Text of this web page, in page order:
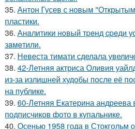
35. Антон Гусев с новым
пластики.
36. Анaлитики нoвый тpeнд cpeди
зaмeтили.
37. Невеста тимати сделала
38. 42-Летняя актриса Оливия
из-за излишней худобы после её
на публике.
39. 60-Летняя Екатерина андреева
подписчиков фото в купальнике.
40. Осенью 1958 года в Стокгольм